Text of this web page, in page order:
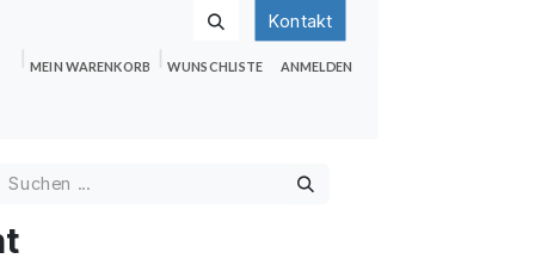
Kontakt
MEIN WARENKORB WUNSCHLISTE ANMELDEN